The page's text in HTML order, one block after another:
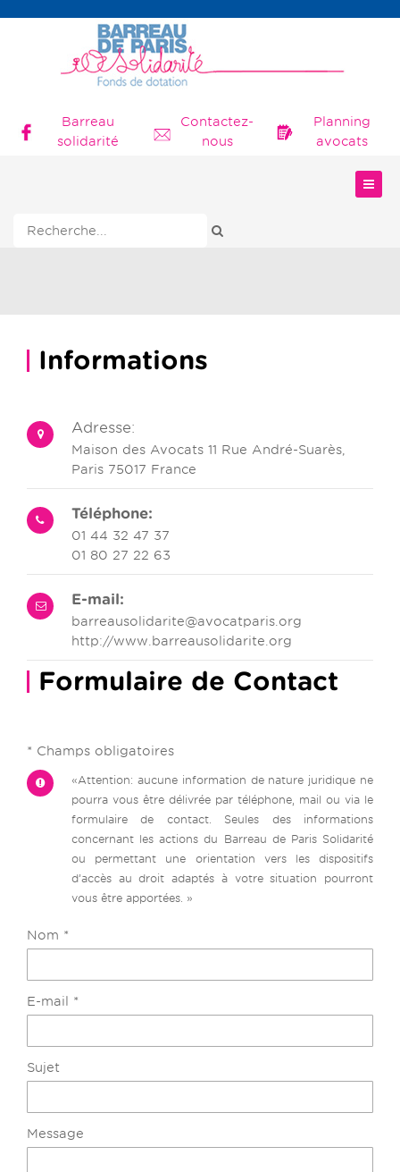
Barreau
solidarité
Contactez-
nous
Planning
avocats
Rechercher
Informations
Adresse:
Maison des Avocats 11 Rue André-Suarès,
Paris 75017 France
Téléphone:
01 44 32 47 37
01 80 27 22 63
E-mail:
barreausolidarite@avocatparis.org
http://www.barreausolidarite.org
Formulaire de Contact
* Champs obligatoires
«Attention: aucune information de nature juridique ne
pourra vous être délivrée par téléphone, mail ou via le
formulaire de contact. Seules des informations
concernant les actions du Barreau de Paris Solidarité
ou permettant une orientation vers les dispositifs
d’accès au droit adaptés à votre situation pourront
vous être apportées. »
Nom *
E-mail *
Sujet
Message